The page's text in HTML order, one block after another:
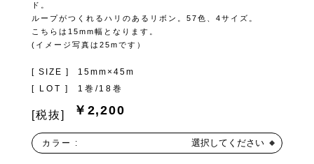
ド。
ループがつくれるハリのあるリボン。57色、4サイズ。
こちらは15mm幅となります。
(イメージ写真は25mです）
[ SIZE ]
15mm×45m
[ LOT ]
1巻/18巻
￥2,200
[税抜]
カラー : 選択してください